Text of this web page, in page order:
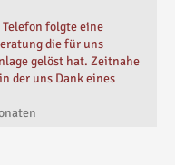
folgte eine
die für uns
gelöst hat. Zeitnahe
der uns Dank eines